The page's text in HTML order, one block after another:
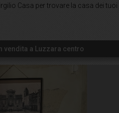
Casa per trovare la casa dei
vendita a Luzzara centro